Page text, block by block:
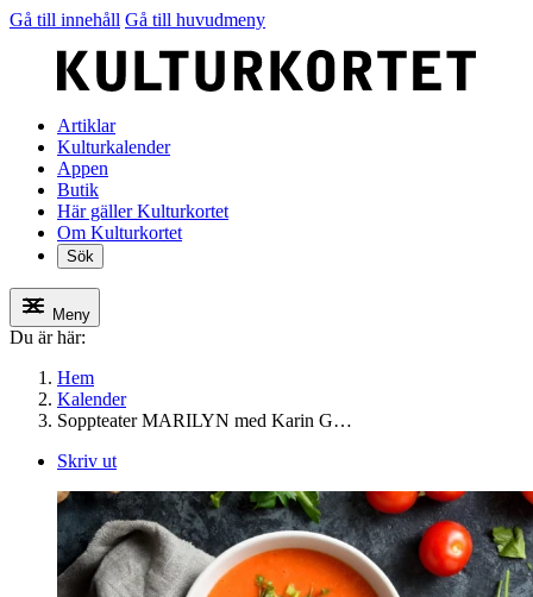
Gå till innehåll Gå till huvudmeny
Artiklar
Kulturkalender
Appen
Butik
Här gäller Kulturkortet
Om Kulturkortet
Sök
Meny
Du är här:
Hem
Kalender
Soppteater MARILYN med Karin G…
Skriv ut